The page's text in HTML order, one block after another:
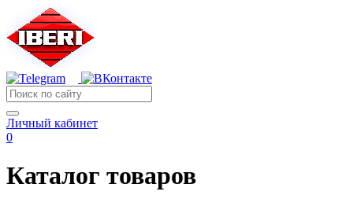
Личный кабинет
0
Каталог товаров